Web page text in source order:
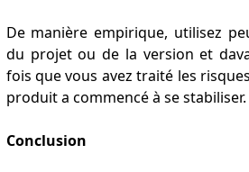
De manière empirique, utilisez
du projet ou de la version et
fois que vous avez traité les
produit a commencé à se stabiliser.
Conclusion